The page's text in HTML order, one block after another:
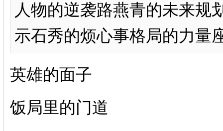
人物的逆袭路燕青的未来规
示石秀的烦心事格局的力量
英雄的面子
饭局里的门道